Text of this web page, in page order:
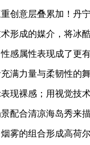
创意层叠累加！丹
形成的媒介，将冰
感属性表现成了更
满力量与柔韧性的
现裸感；用视觉技
配合清凉海岛秀来
雾的组合形成高荷